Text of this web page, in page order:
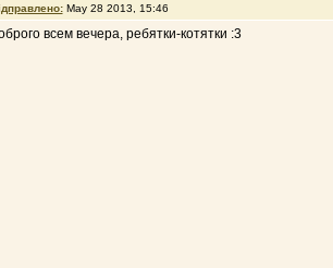
May 28 2013, 15:46
всем вечера, ребятки-котятки :3